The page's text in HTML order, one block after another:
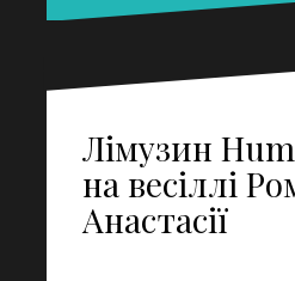
Лімузин
на весіллі
Анастасії